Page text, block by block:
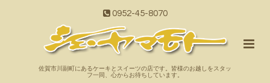
0952-45-8070
佐賀市川副町にあるケーキとスイーツの店です。皆様のお越しをスタッ
フ一同、心からお待ちしています。